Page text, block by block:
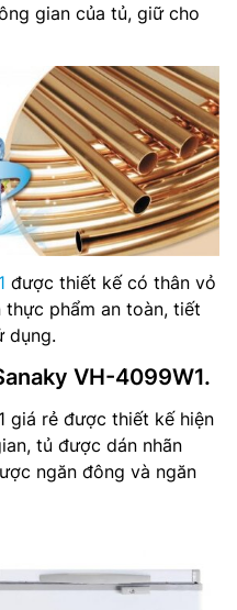
gian của tủ, giữ cho
được thiết kế có thân vỏ
phẩm an toàn, tiết
dụng.
VH-4099W1.
giá rẻ được thiết kế hiện
tủ được dán nhãn
ngăn đông và ngăn